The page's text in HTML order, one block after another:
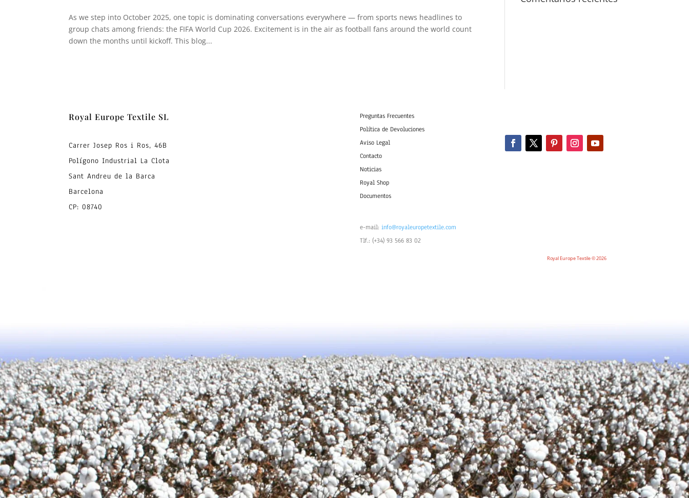
As we step into October 2025, one topic is dominating conversations everywhere — from sports news headlines to
group chats among friends: the FIFA World Cup 2026. Excitement is in the air as football fans around the world count
down the months until kickoff. This blog...
Royal Europe Textile SL
Carrer Josep Ros i Ros, 46B
Polígono Industrial La Clota
Sant Andreu de la Barca
Barcelona
CP: 08740
Preguntas Frecuentes
Política de Devoluciones
Aviso Legal
Contacto
Noticias
Royal Shop
Documentos
e-mail: info@royaleuropetextile.com
Tlf.: (+34) 93 566 83 02
Royal Europe Textile © 2026